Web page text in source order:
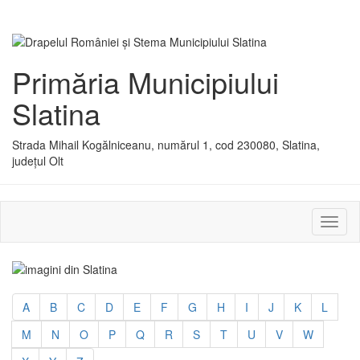
Primăria Municipiului
Slatina
Strada Mihail Kogălniceanu, numărul 1, cod 230080, Slatina,
județul Olt
sau
A B C D E F G H I J K
L
M
N O P Q R S T U V
W